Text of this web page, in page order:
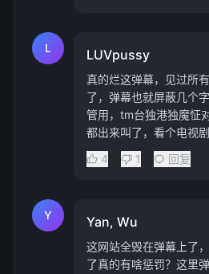
L LUVpussy
真的烂这弹幕，见过所
了，弹幕也就屏蔽几个
管用，tm台独港独魔怔
都出来叫了，看个电视
4
1 回复
Y Yan, Wu
这网站全毁在弹幕上了
了真的有啥惩罚？这里